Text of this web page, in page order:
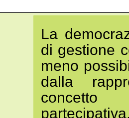
La
di gestione
meno
dalla
concetto